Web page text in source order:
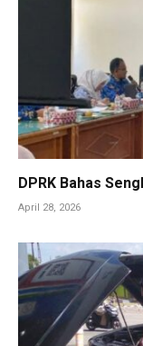
DPRK Bahas
April 28, 2026